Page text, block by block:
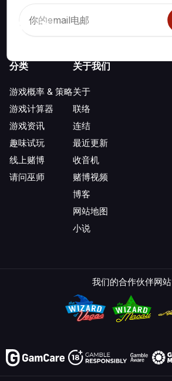
分类
游戏概率 & 策略
游戏计算器
游戏资讯
趣味试玩
线上赌博
请问巫师
关于我们
关于
联络
连结
最近更新
收音机
赌博视频
博客
网站地图
小说
我们的合作伙伴网站